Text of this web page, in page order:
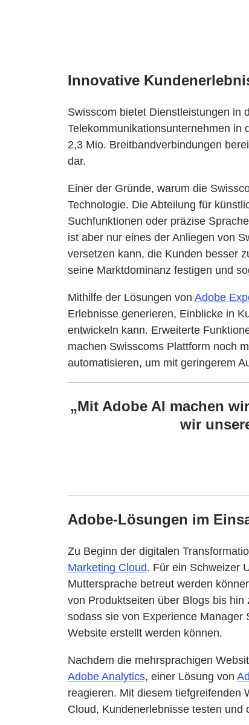
Innovative
Swisscom bietet Dienstleistungen in
Telekommunikationsunternehmen in
2,3 Mio. Breitbandverbindungen
dar.
Einer der Gründe, warum die
Technologie. Die Abteilung für
Suchfunktionen oder präzise
ist aber nur eines der Anliegen von
versetzen kann, die Kunden besser
seine Marktdominanz festigen und
Mithilfe der Lösungen von Adobe
Erlebnisse generieren, Einblicke in
entwickeln kann. Erweiterte
machen Swisscoms Plattform noch
automatisieren, um mit geringerem
„Mit Adobe AI machen
wir
Adobe-Lösungen im
Zu Beginn der digitalen
Marketing Cloud. Für ein Schweizer
Muttersprache betreut werden
von Produktseiten über Blogs bis
sodass sie von Experience Manager
Website erstellt werden können.
Nachdem die mehrsprachigen
Adobe Analytics, einer Lösung von
reagieren. Mit diesem tiefgreifenden
Cloud, Kundenerlebnisse testen und